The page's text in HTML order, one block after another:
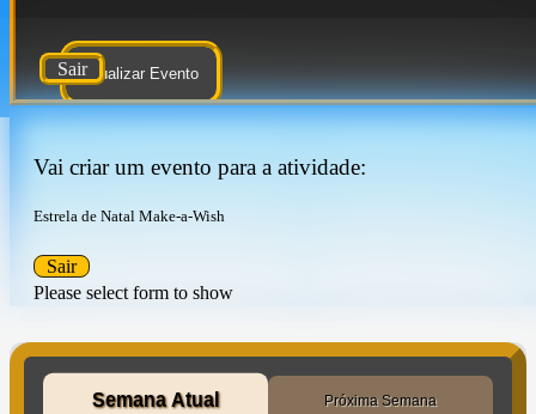
Atualizar Evento
Sair
Vai criar um evento para a atividade:
Estrela de Natal Make-a-Wish
Please select form to show
Sair
Semana Atual Próxima Semana